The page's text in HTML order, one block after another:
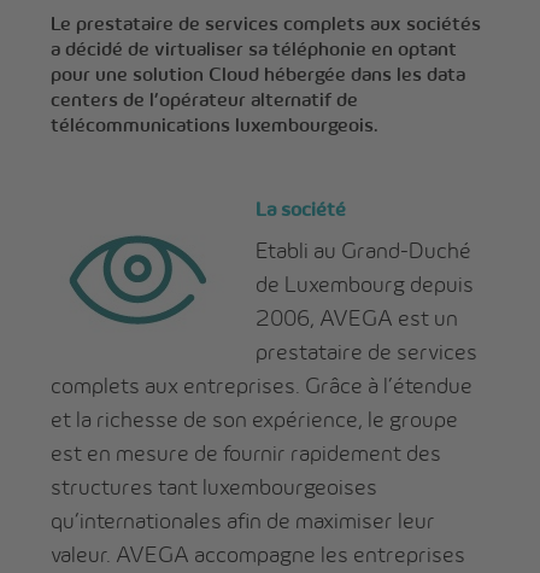
Le prestataire de services complets aux sociétés
a décidé de virtualiser sa téléphonie en optant
pour une solution Cloud hébergée dans les data
centers de l’opérateur alternatif de
télécommunications luxembourgeois.
La société
Etabli au Grand-Duché
de Luxembourg depuis
2006, AVEGA est un
prestataire de services
complets aux entreprises. Grâce à l’étendue
et la richesse de son expérience, le groupe
est en mesure de fournir rapidement des
structures tant luxembourgeoises
qu’internationales afin de maximiser leur
valeur. AVEGA accompagne les entreprises